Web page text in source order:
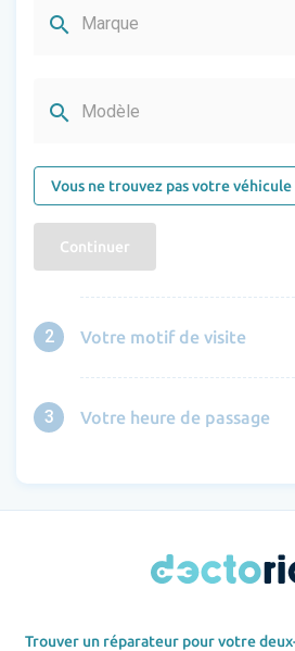
search Marque
search Modèle
Vous ne trouvez pas votre véhicule
Continuer
2 Votre motif de visite
3 Votre heure de passage
Trouver un réparateur pour votre